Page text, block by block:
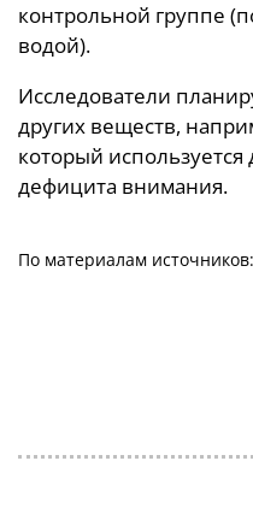
контрольной группе
водой).
Исследователи
других веществ,
который
дефицита внимания.
По материалам источников: